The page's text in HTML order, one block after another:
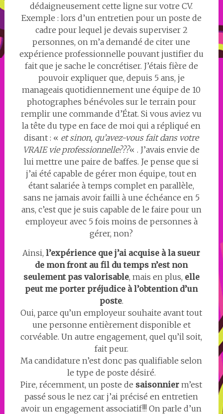
dédaigneusement cette ligne sur votre CV.
Exemple : lors d’un entretien pour un poste de
cadre pour lequel je devais superviser 2
personnes, on m’a demandé de citer une
expérience professionnelle pouvant justifier du
fait que je sache le concrétiser. J’étais fière de
pouvoir expliquer que, depuis 5 ans, je
manageais quotidiennement une équipe de 10
photographes bénévoles sur le terrain pour
remplir une commande d’État. Si vous aviez vu
la tête du type en face de moi qui a répliqué en
disant : « et sinon, qu’avez-vous fait dans votre
VRAIE vie professionnelle???« . J’avais envie de
lui mettre une paire de baffes. Je pense que si
j’ai été capable de gérer mon équipe, tout en
étant salariée à temps complet en parallèle,
sans ne jamais avoir failli à une échéance en 5
ans, c’est que je suis capable de le faire pour un
employeur avec 5 fois moins de personnes à
gérer, non?
Ainsi,l’expérience que j’ai acquise à la sueur
de mon front au fil du temps n’est non
seulement pas valorisable, mais en plus, elle
peut me porter préjudice à l’obtention d’un
poste.
Oui, parce qu’un employeur souhaite avant tout
une personne entièrement disponible et
corvéable. Un autre engagement, quel qu’il soit,
fait peur.
Ma candidature n’est donc pas qualifiable selon
le type de poste désiré.
Pire, récemment, un poste de saisonnier m’est
passé sous le nez car j’ai précisé en entretien
avoir un engagement associatif!!! On parle d’un